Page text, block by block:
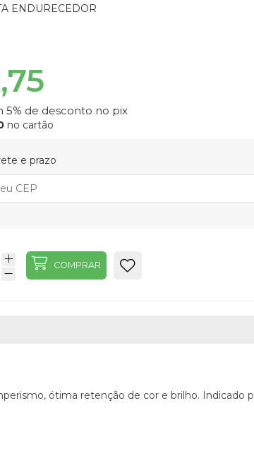
ENDURECEDOR
5% de desconto no pix
no cartão
e prazo
COMPRAR
ótima retenção de cor e brilho. Indicado